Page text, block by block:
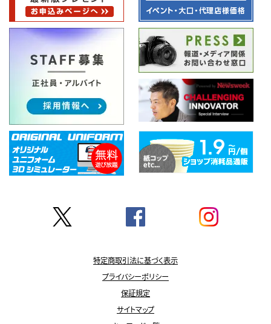
特定商取引法に基づく表示
プライバシーポリシー
保証規定
サイトマップ